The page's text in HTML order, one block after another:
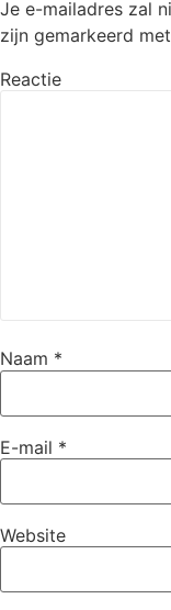
Je e-mailadres zal
zijn gemarkeerd met
Reactie
Naam *
E-mail *
Website